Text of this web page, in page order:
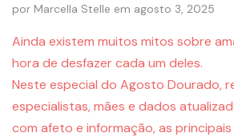
por Marcella Stelle em agosto 3, 2025
Ainda existem muitos mitos sobre
hora de desfazer cada um deles.
Neste especial do Agosto Dourado,
especialistas, mães e dados
com afeto e informação, as